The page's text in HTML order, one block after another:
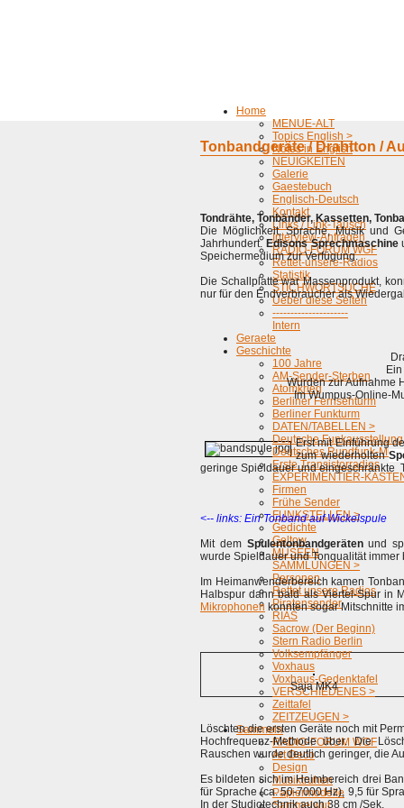
Home
MENUE-ALT
Topics English >
Notes in English
NEUIGKEITEN
Galerie
Gaestebuch
Englisch-Deutsch
Kontakt
Links / Link-Tausch
Interview-Anfragen
RADIO-FORUM WGF
Rettet-unsere-Radios
Statistik
STICHWORTSUCHE
Ueber diese Seiten
---------------------
Intern
Geraete
Geschichte
100 Jahre
AM-Sender-Sterben
Atomkrieg
Berliner Fernsehturm
Berliner Funkturm
DATEN/TABELLEN >
Deutsche Funkausstellung
Deutsches Rundfunk-
Erste Transistorradios
EXPERIMENTIER-
Firmen
Frühe Sender
FUNKSTELLEN >
Gedichte
Geltow
MUSEEN
SAMMLUNGEN >
Personen
Rettet unsere Radios
Piratensender
RIAS
Sacrow (Der Beginn)
Stern Radio Berlin
Volksempfänger
Voxhaus
Voxhaus-Gedenktafel
VERSCHIEDENES >
Zeittafel
ZEITZEUGEN >
Sammeln
RADIO-FORUM WGF
Art Deco
Design
Musiktruhen
Papiermodelle
Sammelwut
Tonbandgeräte / Drahtton /
Tondrähte, Tonbänder, Kassetten,
Die Möglichkeit, Sprache, Musik und
Jahrhundert. Edisons Sprechmaschine
Speichermedium zur Verfügung.
Die Schallplatte war Massenprodukt,
nur für den Endverbraucher als
Wurden zur Aufnahme
Im Wumpus-Online-
Erst mit Einführung
zum wiederholten
geringe Spieldauer und eingeschränkte
<-- links: Ein Tonband auf Wickelspule
Mit dem Spulentonbandgerätenund
wurde Spieldauer und Tonqualität
Im Heimanwenderbereich kamen
Halbspur dann bald als Viertel-Spur in
Mikrophonen konnten sogar Mitschnitte
Saja MK4
Löschten die ersten Geräte noch mit
Hochfrequenz-Methode über. Die
Rauschen wurde deutlich geringer, die
Es bildeten sich im Heimbereich drei
für Sprache (ca. 50-7000 Hz), 9,5 für
In der Studiotechnik auch 38 cm /Sek.